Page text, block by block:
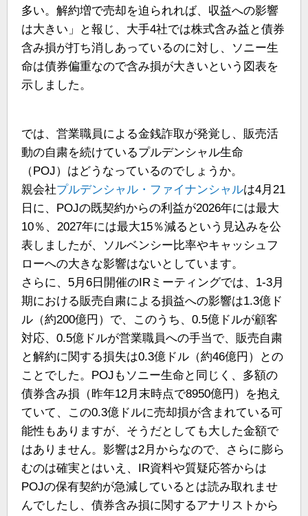
多い。解約増で売却を迫られれば、収益への影響
は大きい」と報じ、大手4社では株式含み益と債券
含み損が打ち消しあっているのに対し、ソニー生
命は債券偏重なので含み損が大きいという図表を
示しました。
では、営業職員による金銭詐取が発覚し、販売活
動の自粛を続けているプルデンシャル生命
（POJ）はどうなっているのでしょうか。
親会社プルデンシャル・ファイナンシャルは4月21
日に、POJの既契約からの利益が2026年には最大
10％、2027年には最大15％減るという見込みを公
表しましたが、ソルベンシー比率やキャッシュフ
ローへの大きな影響はないとしています。
さらに、5月6日開催のIRミーティングでは、1-3月
期における販売自粛による損益への影響は1.3億ド
ル（約200億円）で、このうち、0.5億ドルが顧客
対応、0.5億ドルが営業職員への手当で、販売自粛
と解約に関する損失は0.3億ドル（約46億円）との
ことでした。POJもソニー生命と同じく、多額の
債券含み損（昨年12月末時点で8950億円）を抱え
ていて、この0.3億ドルに売却損が含まれている可
能性もありますが、そうだとしても大した金額で
はありません。影響は2月からなので、さらに膨ら
むのは確実とはいえ、IR資料や質疑応答からは
POJの保有契約が急減しているとは読み取れませ
んでしたし、債券含み損に関するアナリストから